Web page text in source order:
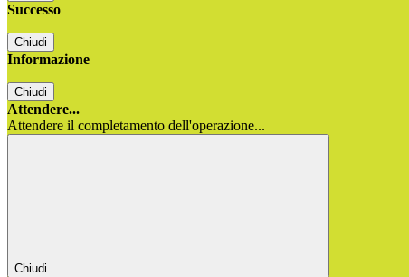
Successo
Chiudi
Informazione
Chiudi
Attendere...
Attendere il completamento dell'operazione...
Chiudi